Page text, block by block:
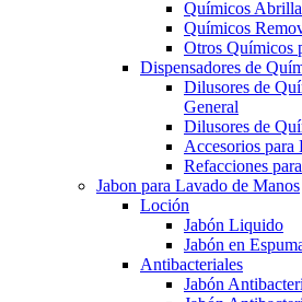
Químicos
Químicos
Otros Químicos
Dispensadores de
Dilusores de
General
Dilusores de
Accesorios para
Refacciones
Jabon para Lavado de Manos
Loción
Jabón Liquido
Jabón en
Antibacteriales
Jabón